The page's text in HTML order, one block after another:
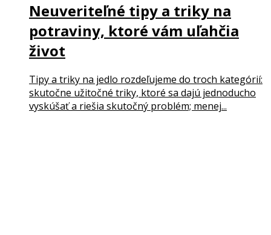
Neuveriteľné tipy a triky na
potraviny, ktoré vám uľahčia
život
Tipy a triky na jedlo rozdeľujeme do troch kategórií:
skutočne užitočné triky, ktoré sa dajú jednoducho
vyskúšať a riešia skutočný problém; menej...